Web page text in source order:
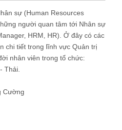
sự (Human Resources
người quan tâm tới Nhân sự
HRM, HR). Ở đây có các
chi tiết trong lĩnh vực Quản trị
nhân viên trong tổ chức:
Thải.
Cường